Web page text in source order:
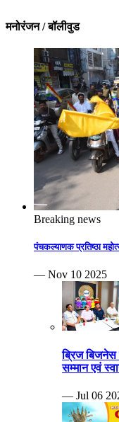
मनोरंजन / बॉलीवुड
Breaking news
पंचकल्याणक प्रतिष्ठा
— Nov 10 2025
ब्रिज बिजनेस
सम्मान एवं
— Jul 06